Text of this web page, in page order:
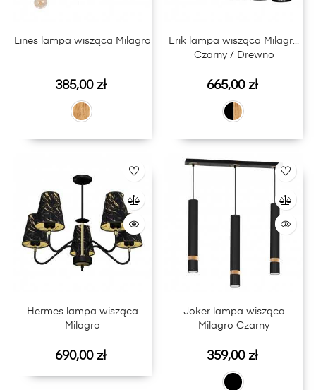
Lines lampa wisząca Milagro
Cena
385,00 zł
Erik lampa wisząca Milagro
Czarny / Drewno
Cena
665,00 zł
Hermes lampa wisząca
Milagro
Cena
690,00 zł
Joker lampa wisząca
Milagro Czarny
Cena
359,00 zł